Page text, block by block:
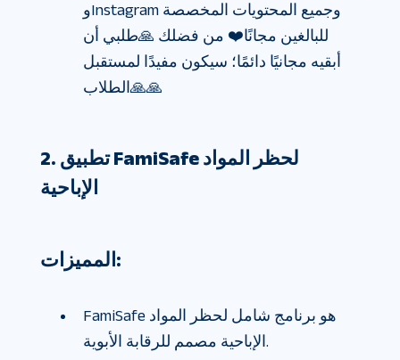
وInstagram وجميع المحتويات المخصصة
للبالغين مجانًا❤️ من فضلك 🙏طلبي أن
أبقيه مجانيًا دائمًا؛ سيكون مفيدًا لمستقبل
الطلاب🙏🙏
2. تطبيق FamiSafe لحظر المواد
الإباحية
المميزات:
FamiSafe هو برنامج شامل لحظر المواد
الإباحية مصمم للرقابة الأبوية.